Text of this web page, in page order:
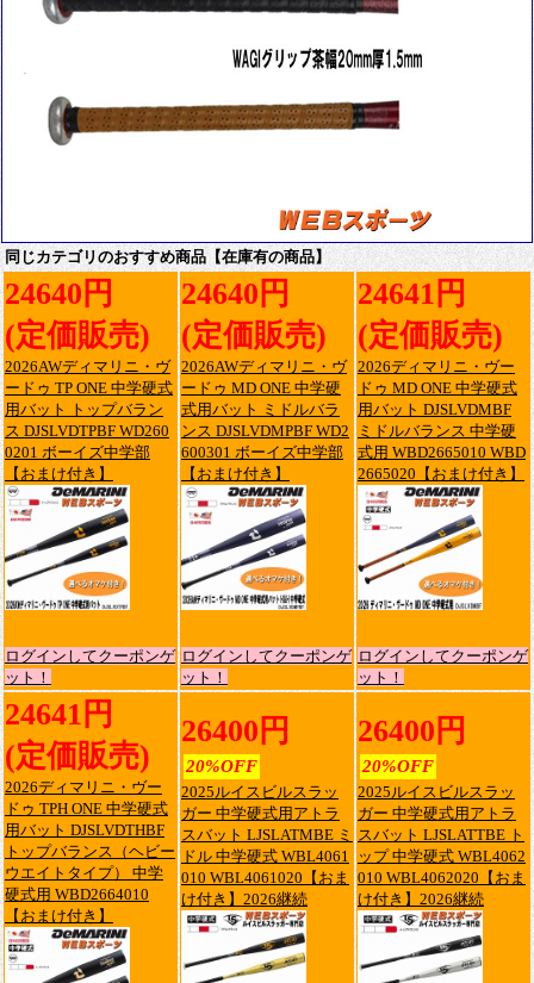
同じカテゴリのおすすめ商品【在庫有の商品】
24640円
(定価販売)
2026AWディマリニ・ヴ
ードゥ TP ONE 中学硬式
用バット トップバラン
ス DJSLVDTPBF WD260
0201 ボーイズ中学部
【おまけ付き】
ログインしてクーポンゲ
ット！
24640円
(定価販売)
2026AWディマリニ・ヴ
ードゥ MD ONE 中学硬
式用バット ミドルバラ
ンス DJSLVDMPBF WD2
600301 ボーイズ中学部
【おまけ付き】
ログインしてクーポンゲ
ット！
24641円
(定価販売)
2026ディマリニ・ヴー
ドゥ MD ONE 中学硬式
用バット DJSLVDMBF
ミドルバランス 中学硬
式用 WBD2665010 WBD
2665020【おまけ付き】
ログインしてクーポンゲ
ット！
24641円
(定価販売)
2026ディマリニ・ヴー
ドゥ TPH ONE 中学硬式
用バット DJSLVDTHBF
トップバランス（ヘビー
ウエイトタイプ） 中学
硬式用 WBD2664010
【おまけ付き】
26400円
20%OFF
2025ルイスビルスラッ
ガー 中学硬式用アトラ
スバット LJSLATMBE ミ
ドル 中学硬式 WBL4061
010 WBL4061020【おま
け付き】2026継続
26400円
20%OFF
2025ルイスビルスラッ
ガー 中学硬式用アトラ
スバット LJSLATTBE ト
ップ 中学硬式 WBL4062
010 WBL4062020【おま
け付き】2026継続